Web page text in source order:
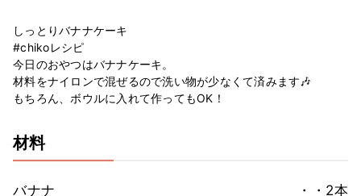
しっとりバナナケーキ
#chikoレシピ
今日のおやつはバナナケーキ。
材料をナイロンで混ぜるので洗い物が少なくて済みます🎶
もちろん、ボウルに入れて作ってもOK！
材料
バナナ
・・2本